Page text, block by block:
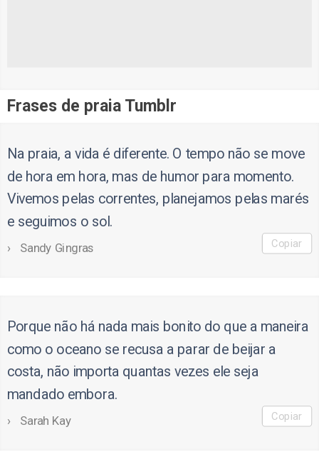
Frases de praia Tumblr
Na praia, a vida é diferente. O tempo não se move
de hora em hora, mas de humor para momento.
Vivemos pelas correntes, planejamos pelas marés
e seguimos o sol.
Sandy Gingras Copiar
Porque não há nada mais bonito do que a maneira
como o oceano se recusa a parar de beijar a
costa, não importa quantas vezes ele seja
mandado embora.
Sarah Kay Copiar